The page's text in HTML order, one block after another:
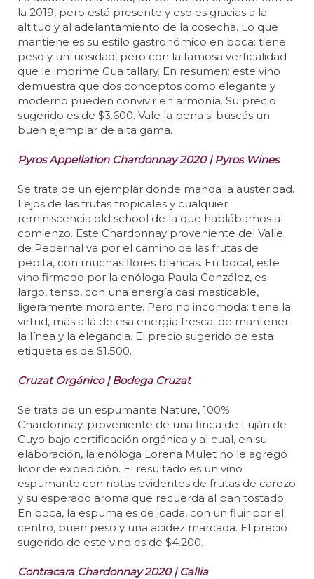
la 2019, pero está presente y eso es gracias a la
altitud y al adelantamiento de la cosecha. Lo que
mantiene es su estilo gastronómico en boca: tiene
peso y untuosidad, pero con la famosa verticalidad
que le imprime Gualtallary. En resumen: este vino
demuestra que dos conceptos como elegante y
moderno pueden convivir en armonía. Su precio
sugerido es de $3.600. Vale la pena si buscás un
buen ejemplar de alta gama.
Pyros Appellation Chardonnay 2020 | Pyros Wines
Se trata de un ejemplar donde manda la austeridad.
Lejos de las frutas tropicales y cualquier
reminiscencia old school de la que hablábamos al
comienzo. Este Chardonnay proveniente del Valle
de Pedernal va por el camino de las frutas de
pepita, con muchas flores blancas. En bocal, este
vino firmado por la enóloga Paula González, es
largo, tenso, con una energía casi masticable,
ligeramente mordiente. Pero no incomoda: tiene la
virtud, más allá de esa energía fresca, de mantener
la línea y la elegancia. El precio sugerido de esta
etiqueta es de $1.500.
Cruzat Orgánico | Bodega Cruzat
Se trata de un espumante Nature, 100%
Chardonnay, proveniente de una finca de Luján de
Cuyo bajo certificación orgánica y al cual, en su
elaboración, la enóloga Lorena Mulet no le agregó
licor de expedición. El resultado es un vino
espumante con notas evidentes de frutas de carozo
y su esperado aroma que recuerda al pan tostado.
En boca, la espuma es delicada, con un fluir por el
centro, buen peso y una acidez marcada. El precio
sugerido de este vino es de $4.200.
Contracara Chardonnay 2020 | Callia